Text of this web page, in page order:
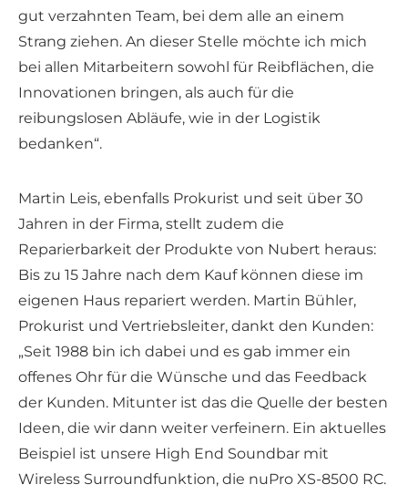
gut verzahnten Team, bei dem alle an einem
Strang ziehen. An dieser Stelle möchte ich mich
bei allen Mitarbeitern sowohl für Reibflächen, die
Innovationen bringen, als auch für die
reibungslosen Abläufe, wie in der Logistik
bedanken“.
Martin Leis, ebenfalls Prokurist und seit über 30
Jahren in der Firma, stellt zudem die
Reparierbarkeit der Produkte von Nubert heraus:
Bis zu 15 Jahre nach dem Kauf können diese im
eigenen Haus repariert werden. Martin Bühler,
Prokurist und Vertriebsleiter, dankt den Kunden:
„Seit 1988 bin ich dabei und es gab immer ein
offenes Ohr für die Wünsche und das Feedback
der Kunden. Mitunter ist das die Quelle der besten
Ideen, die wir dann weiter verfeinern. Ein aktuelles
Beispiel ist unsere High End Soundbar mit
Wireless Surroundfunktion, die nuPro XS-8500 RC.